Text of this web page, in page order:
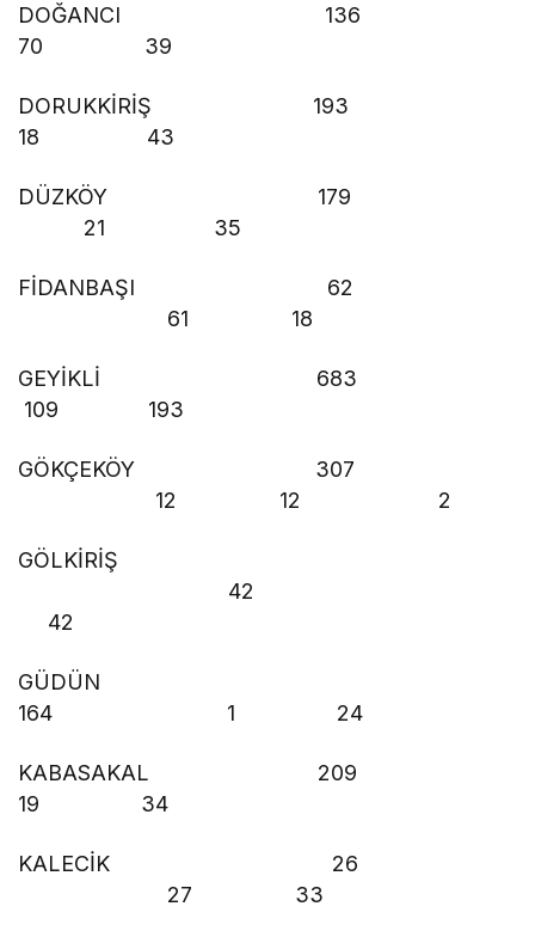
DOĞANCI 136
70 39
DORUKKİRİŞ 193
18 43
DÜZKÖY 179
21 35
FİDANBAŞI 62
61 18
GEYİKLİ 683
109 193
GÖKÇEKÖY 307
12 12 2
GÖLKİRİŞ
42
42
GÜDÜN
164 1 24
KABASAKAL 209
19 34
KALECİK 26
27 33